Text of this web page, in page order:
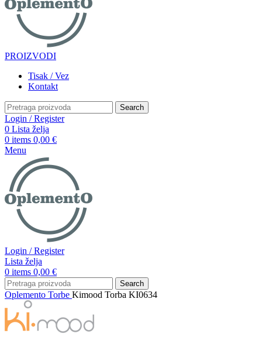
PROIZVODI
Tisak / Vez
Kontakt
Search
Login / Register
0 Lista želja
0 items 0,00 €
Menu
Login / Register
Lista želja
0 items 0,00 €
Search
Oplemento Torbe Kimood Torba KI0634